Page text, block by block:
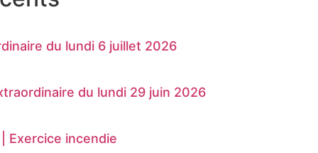
du lundi 6 juillet 2026
du lundi 29 juin 2026
Exercice incendie